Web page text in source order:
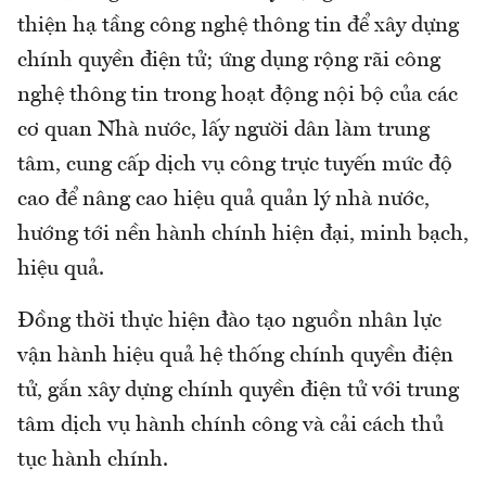
thiện hạ tầng công nghệ thông tin để xây dựng
chính quyền điện tử; ứng dụng rộng rãi công
nghệ thông tin trong hoạt động nội bộ của các
cơ quan Nhà nước, lấy người dân làm trung
tâm, cung cấp dịch vụ công trực tuyến mức độ
cao để nâng cao hiệu quả quản lý nhà nước,
hướng tới nền hành chính hiện đại, minh bạch,
hiệu quả.
Đồng thời thực hiện đào tạo nguồn nhân lực
vận hành hiệu quả hệ thống chính quyền điện
tử, gắn xây dựng chính quyền điện tử với trung
tâm dịch vụ hành chính công và cải cách thủ
tục hành chính.